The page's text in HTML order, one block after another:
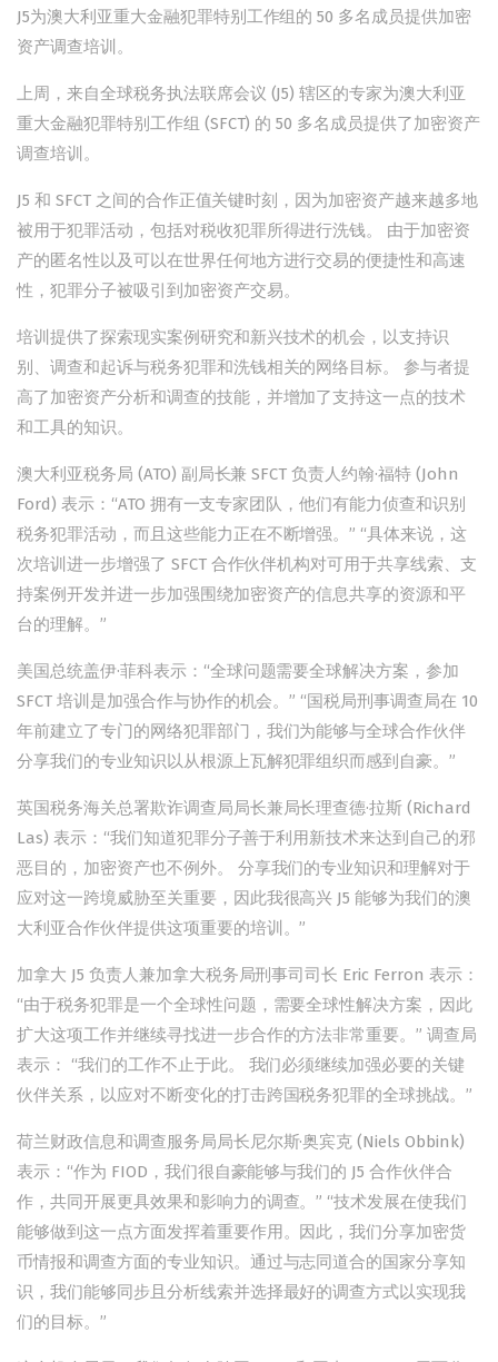
J5为澳大利亚重大金融犯罪特别工作组的 50 多名成员提供加密
资产调查培训。
上周，来自全球税务执法联席会议 (J5) 辖区的专家为澳大利亚
重大金融犯罪特别工作组 (SFCT) 的 50 多名成员提供了加密资产
调查培训。
J5 和 SFCT 之间的合作正值关键时刻，因为加密资产越来越多地
被用于犯罪活动，包括对税收犯罪所得进行洗钱。 由于加密资
产的匿名性以及可以在世界任何地方进行交易的便捷性和高速
性，犯罪分子被吸引到加密资产交易。
培训提供了探索现实案例研究和新兴技术的机会，以支持识
别、调查和起诉与税务犯罪和洗钱相关的网络目标。 参与者提
高了加密资产分析和调查的技能，并增加了支持这一点的技术
和工具的知识。
澳大利亚税务局 (ATO) 副局长兼 SFCT 负责人约翰·福特 (John
Ford) 表示：“ATO 拥有一支专家团队，他们有能力侦查和识别
税务犯罪活动，而且这些能力正在不断增强。” “具体来说，这
次培训进一步增强了 SFCT 合作伙伴机构对可用于共享线索、支
持案例开发并进一步加强围绕加密资产的信息共享的资源和平
台的理解。”
美国总统盖伊·菲科表示：“全球问题需要全球解决方案，参加
SFCT 培训是加强合作与协作的机会。” “国税局刑事调查局在 10
年前建立了专门的网络犯罪部门，我们为能够与全球合作伙伴
分享我们的专业知识以从根源上瓦解犯罪组织而感到自豪。”
英国税务海关总署欺诈调查局局长兼局长理查德·拉斯 (Richard
Las) 表示：“我们知道犯罪分子善于利用新技术来达到自己的邪
恶目的，加密资产也不例外。 分享我们的专业知识和理解对于
应对这一跨境威胁至关重要，因此我很高兴 J5 能够为我们的澳
大利亚合作伙伴提供这项重要的培训。”
加拿大 J5 负责人兼加拿大税务局刑事司司长 Eric Ferron 表示：
“由于税务犯罪是一个全球性问题，需要全球性解决方案，因此
扩大这项工作并继续寻找进一步合作的方法非常重要。” 调查局
表示： “我们的工作不止于此。 我们必须继续加强必要的关键
伙伴关系，以应对不断变化的打击跨国税务犯罪的全球挑战。”
荷兰财政信息和调查服务局局长尼尔斯·奥宾克 (Niels Obbink)
表示：“作为 FIOD，我们很自豪能够与我们的 J5 合作伙伴合
作，共同开展更具效果和影响力的调查。” “技术发展在使我们
能够做到这一点方面发挥着重要作用。因此，我们分享加密货
币情报和调查方面的专业知识。通过与志同道合的国家分享知
识，我们能够同步且分析线索并选择最好的调查方式以实现我
们的目标。”